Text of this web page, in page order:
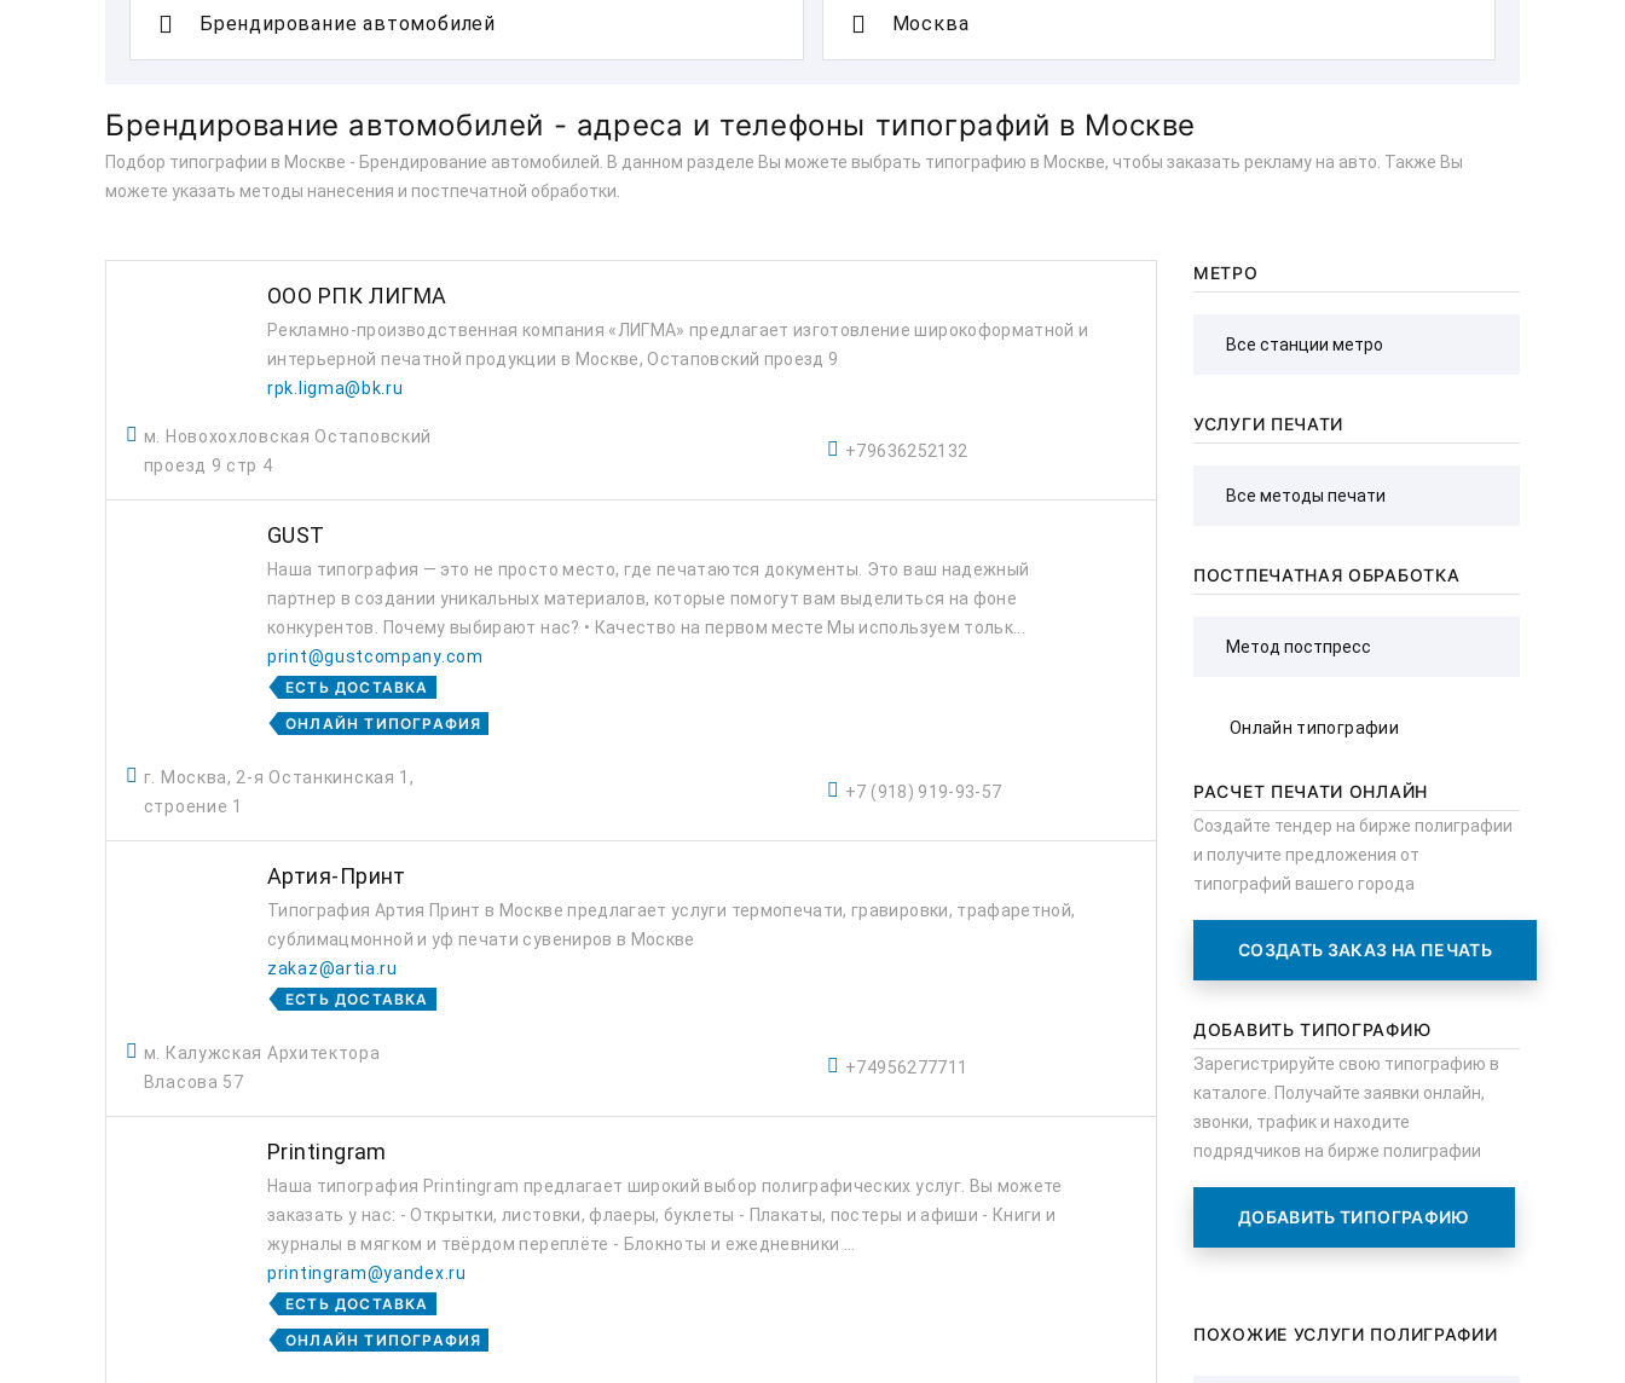
Брендирование автомобилей - адреса и телефоны типографий в Москве
Подбор типографии в Москве - Брендирование автомобилей. В данном разделе Вы можете выбрать типографию в Москве, чтобы заказать рекламу на авто. Также Вы
можете указать методы нанесения и постпечатной обработки.
МЕТРО
УСЛУГИ ПЕЧАТИ
ПОСТПЕЧАТНАЯ ОБРАБОТКА
Онлайн типографии
РАСЧЕТ ПЕЧАТИ ОНЛАЙН
Создайте тендер на бирже полиграфии
и получите предложения от
типографий вашего города
СОЗДАТЬ ЗАКАЗ НА ПЕЧАТЬ
ДОБАВИТЬ ТИПОГРАФИЮ
Зарегистрируйте свою типографию в
каталоге. Получайте заявки онлайн,
звонки, трафик и находите
подрядчиков на бирже полиграфии
ДОБАВИТЬ ТИПОГРАФИЮ
ПОХОЖИЕ УСЛУГИ ПОЛИГРАФИИ
ООО РПК ЛИГМА
Рекламно-производственная компания «ЛИГМА» предлагает изготовление широкоформатной и
интерьерной печатной продукции в Москве, Остаповский проезд 9
rpk.ligma@bk.ru
м. Новохохловская Остаповский
проезд 9 стр 4
+79636252132
GUST
Наша типография — это не просто место, где печатаются документы. Это ваш надежный
партнер в создании уникальных материалов, которые помогут вам выделиться на фоне
конкурентов. Почему выбирают нас? • Качество на первом месте Мы используем тольк...
print@gustcompany.com
ЕСТЬ ДОСТАВКА
ОНЛАЙН ТИПОГРАФИЯ
г. Москва, 2-я Останкинская 1,
строение 1
‭+7 (918) 919-93-57‬
Артия-Принт
Типография Артия Принт в Москве предлагает услуги термопечати, гравировки, трафаретной,
сублимацмонной и уф печати сувениров в Москве
zakaz@artia.ru
ЕСТЬ ДОСТАВКА
м. Калужская Архитектора
Власова 57
+74956277711
Printingram
Наша типография Printingram предлагает широкий выбор полиграфических услуг. Вы можете
заказать у нас: - Открытки, листовки, флаеры, буклеты - Плакаты, постеры и афиши - Книги и
журналы в мягком и твёрдом переплёте - Блокноты и ежедневники ...
printingram@yandex.ru
ЕСТЬ ДОСТАВКА
ОНЛАЙН ТИПОГРАФИЯ